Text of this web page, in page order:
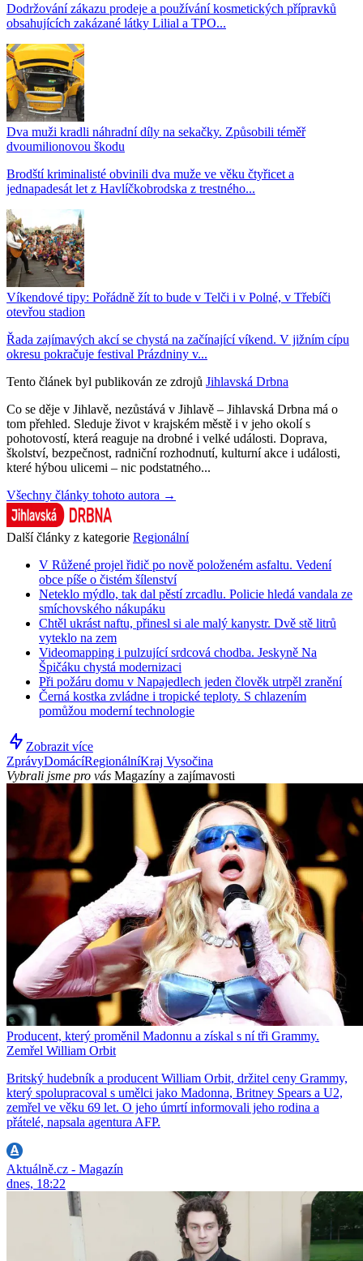
Dodržování zákazu prodeje a používání kosmetických přípravků
obsahujících zakázané látky Lilial a TPO...
Dva muži kradli náhradní díly na sekačky. Způsobili téměř
dvoumilionovou škodu
Brodští kriminalisté obvinili dva muže ve věku čtyřicet a
jednapadesát let z Havlíčkobrodska z trestného...
Víkendové tipy: Pořádně žít to bude v Telči i v Polné, v Třebíči
otevřou stadion
Řada zajímavých akcí se chystá na začínající víkend. V jižním cípu
okresu pokračuje festival Prázdniny v...
Tento článek byl publikován ze zdrojů Jihlavská Drbna
Co se děje v Jihlavě, nezůstává v Jihlavě – Jihlavská Drbna má o
tom přehled. Sleduje život v krajském městě i v jeho okolí s
pohotovostí, která reaguje na drobné i velké události. Doprava,
školství, bezpečnost, radniční rozhodnutí, kulturní akce i události,
které hýbou ulicemi – nic podstatného...
Všechny články tohoto autora →
Další články z kategorie Regionální
V Růžené projel řidič po nově položeném asfaltu. Vedení
obce píše o čistém šílenství
Neteklo mýdlo, tak dal pěstí zrcadlu. Policie hledá vandala ze
smíchovského nákupáku
Chtěl ukrást naftu, přinesl si ale malý kanystr. Dvě stě litrů
vyteklo na zem
Videomapping i pulzující srdcová chodba. Jeskyně Na
Špičáku chystá modernizaci
Při požáru domu v Napajedlech jeden člověk utrpěl zranění
Černá kostka zvládne i tropické teploty. S chlazením
pomůžou moderní technologie
Zobrazit více
ZprávyDomácíRegionálníKraj Vysočina
Vybrali jsme pro vás Magazíny a zajímavosti
Producent, který proměnil Madonnu a získal s ní tři Grammy.
Zemřel William Orbit
Britský hudebník a producent William Orbit, držitel ceny Grammy,
který spolupracoval s umělci jako Madonna, Britney Spears a U2,
zemřel ve věku 69 let. O jeho úmrtí informovali jeho rodina a
přátelé, napsala agentura AFP.
Aktuálně.cz - Magazín
dnes, 18:22